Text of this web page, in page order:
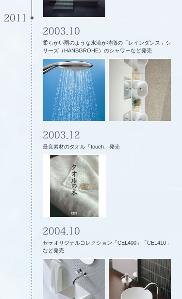
2011
2003.10
柔らかい雨のような水流が特徴の「レインダンス」シ
リーズ（HANSGROHE）のシャワーなど発売
2003.12
最良素材のタオル「touch」発売
2004.10
セラオリジナルコレクション「CEL400」「CEL410」
など発売